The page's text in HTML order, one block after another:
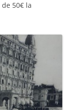
de 50€ la